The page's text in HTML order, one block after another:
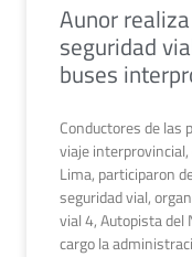
Aunor
seguridad
buses
Conductores de las
viaje interprovincial,
Lima, participaron
seguridad vial,
vial 4, Autopista del
cargo la